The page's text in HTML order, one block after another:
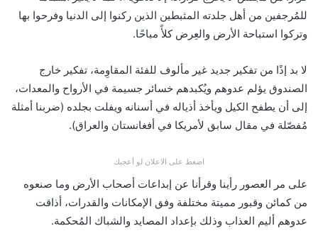
للمُرجفين من أهل جلدته المثبطين الذين ركنوا إلى الدنيا وفرحوا بها
وتركوا استباحة الأرض والعِرض كلأً مباحًا.
لا بد إذًا من تفكير جديد غير مألوف للفئة المقاوِمة، تفكير خارج
الصندوق يؤلم عدوهم ويُكبدهم خسائر جسيمة في الأرواح والمعدات،
إلى أن يطفح الكيل ويأخذ أذياله في أسنانه ويفلت بجلده (ضربنا أمثلة
مُفصّلة في مقال سابق لأمريكا في أفغانستان والعراق).
اضغط على الاعلان لو أعجبك
على مر العصور رأينا وقرأنا عن إبداعات أصحاب الأرض وما صنعوه
من كمائن وقبور مميتة مختلفة وفق الإمكانات والقدرات، أذاقت
عدوهم أليم العذاب وذلك بإعداد المصايد والشباك المُحكمة.